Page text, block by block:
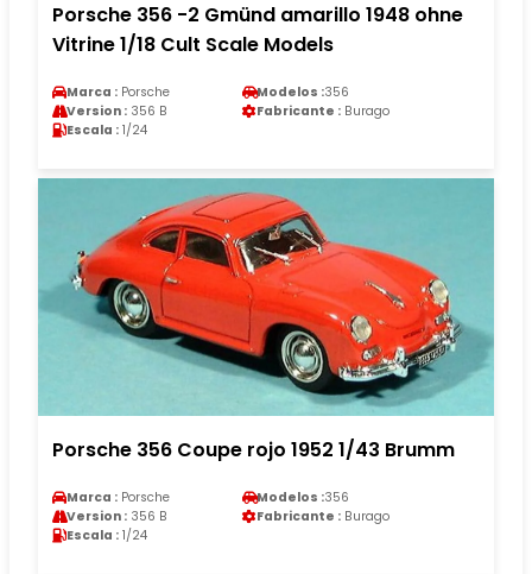
Porsche 356 -2 Gmünd amarillo 1948 ohne
Vitrine 1/18 Cult Scale Models
Marca : Porsche Modelos :356
Version : 356 B Fabricante : Burago
Escala : 1/24
Porsche 356 Coupe rojo 1952 1/43 Brumm
Marca : Porsche Modelos :356
Version : 356 B Fabricante : Burago
Escala : 1/24